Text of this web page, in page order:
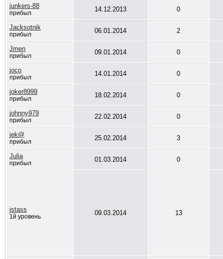
junkers-88
прибыл 14.12.2013 0
Jacksotnik
прибыл 06.01.2014 2
Jmen
прибыл 09.01.2014 0
joco
прибыл 14.01.2014 0
joker8999
прибыл 18.02.2014 0
johnny979
прибыл 22.02.2014 0
jek@
прибыл 25.02.2014 3
Julia
прибыл 01.03.2014 0
jstass
1й уровень 09.03.2014 13